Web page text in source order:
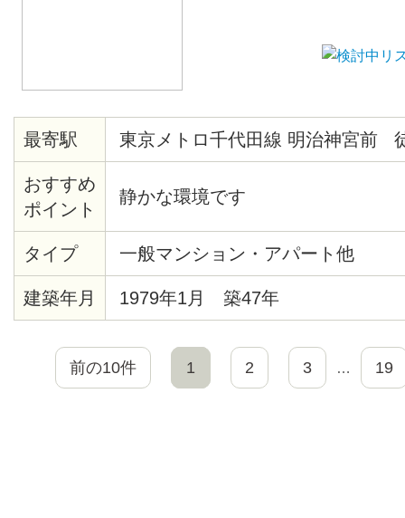
最寄駅 東京メトロ千代田線 明治神宮前
おすすめ
ポイント
静かな環境です
タイプ 一般マンション・アパート他
建築年月 1979年1月 築47年
前の10件 1 2 3 … 19